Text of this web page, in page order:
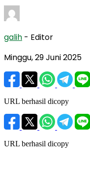
galih - Editor
Minggu, 29 Juni 2025
URL berhasil dicopy
URL berhasil dicopy